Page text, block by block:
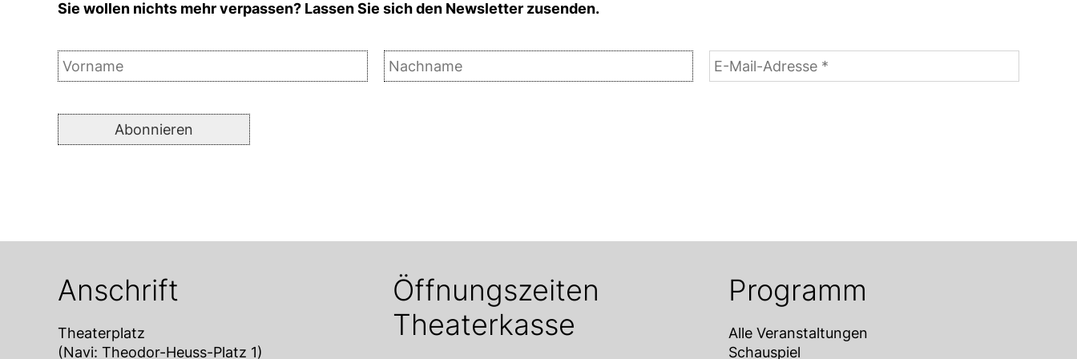
Sie wollen nichts mehr verpassen? Lassen Sie sich den Newsletter zusenden.
Anschrift
Theaterplatz
(Navi: Theodor-Heuss-Platz 1)
Öffnungszeiten
Theaterkasse
Programm
Alle Veranstaltungen
Schauspiel